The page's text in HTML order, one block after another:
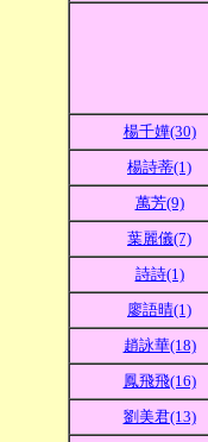
楊千嬅(30)
楊詩蒂(1)
萬芳(9)
葉麗儀(7)
詩詩(1)
廖語晴(1)
趙詠華(18)
鳳飛飛(16)
劉美君(13)